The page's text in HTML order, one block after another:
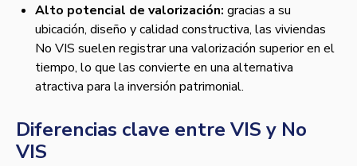
Alto potencial de valorización: gracias a su
ubicación, diseño y calidad constructiva, las viviendas
No VIS suelen registrar una valorización superior en el
tiempo, lo que las convierte en una alternativa
atractiva para la inversión patrimonial.
Diferencias clave entre VIS y No
VIS